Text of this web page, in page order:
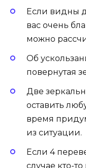
Если видны
вас очень
можно
Об
повернутая
Две
ос­тавить
время
из ситуации.
Если 4
случае кто-